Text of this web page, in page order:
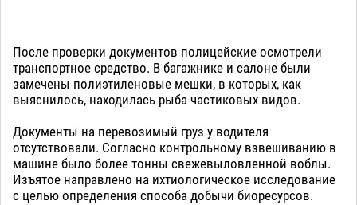
После проверки документов полицейские осмотрели
транспортное средство. В багажнике и салоне были
замечены полиэтиленовые мешки, в которых, как
выяснилось, находилась рыба частиковых видов.
Документы на перевозимый груз у водителя
отсутствовали. Согласно контрольному взвешиванию в
машине было более тонны свежевыловленной воблы.
Изъятое направлено на ихтиологическое исследование
с целью определения способа добычи биоресурсов.